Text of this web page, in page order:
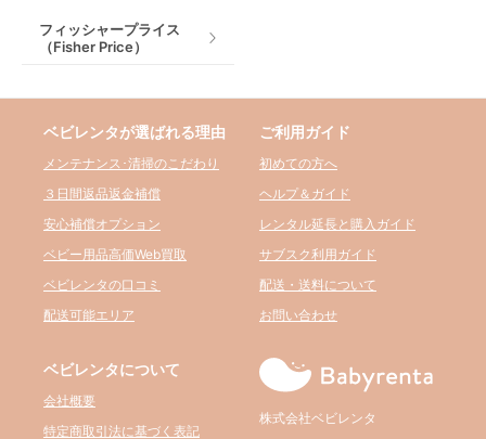
フィッシャープライス
（Fisher Price）
ベビレンタが選ばれる理由
メンテナンス･清掃のこだわり
３日間返品返金補償
安心補償オプション
ベビー用品高価Web買取
ベビレンタの口コミ
配送可能エリア
ご利用ガイド
初めての方へ
ヘルプ＆ガイド
レンタル延長と購入ガイド
サブスク利用ガイド
配送・送料について
お問い合わせ
ベビレンタについて
会社概要
特定商取引法に基づく表記
株式会社ベビレンタ